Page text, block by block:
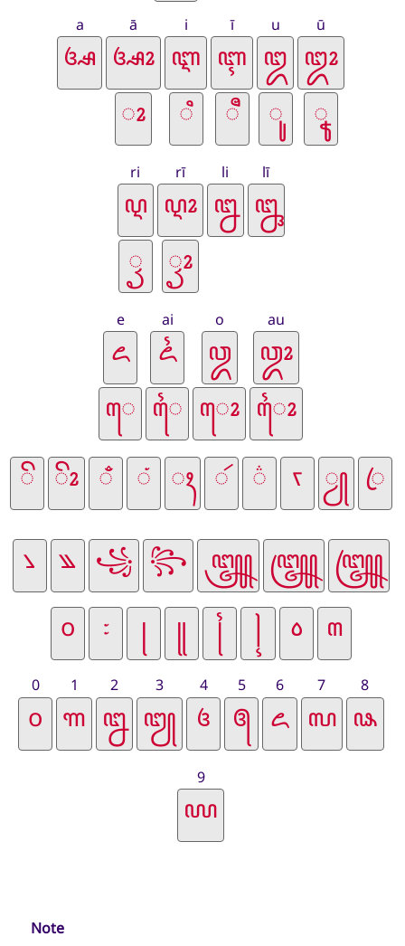
a ā i ī u ū
ri rī li lī
e ai o au
0 1 2 3 4 5 6 7 8
9
Note